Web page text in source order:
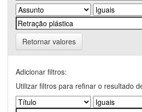
Retornar valores
Adicionar filtros:
Utilizar filtros para refinar o resultado